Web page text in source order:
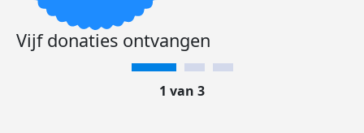
Vijf donaties ontvangen
1 van 3